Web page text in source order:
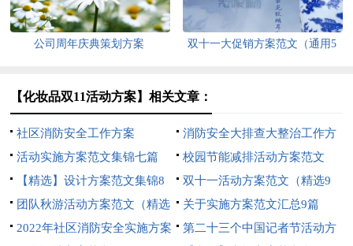
公司周年庆典策划方案
双十一大促销方案范文（通用5
【化妆品双11活动方案】相关文章：
社区消防安全工作方案
消防安全大排查大整治工作方
案
活动实施方案范文集锦七篇
校园节能减排活动方案范文
（通用6篇）
【精选】设计方案范文集锦8
篇
双十一活动方案范文（精选9
篇）
团队秋游活动方案范文（精选
7篇）
关于实施方案范文汇总9篇
2022年社区消防安全实施方案
第二十三个中国记者节活动方